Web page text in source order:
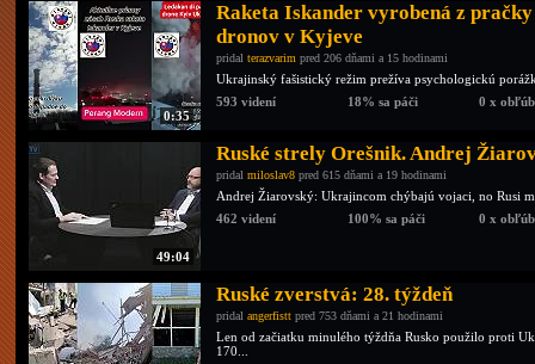
0:35
Raketa Iskander vyrobená z
dronov v Kyjeve
pridal terazvarim pred 206 dňami a 15 hodinami
Ukrajinský fašistický režim prežíva psychologickú
593 videní
18% sa páči 0 x
49:04
Ruské strely Orešnik. Andrej
pridal miloslav8 pred 615 dňami a 19 hodinami
Andrej Žiarovský: Ukrajincom chýbajú vojaci, no Rusi
462 videní
100% sa páči 0 x
Ruské zverstvá: 28. týždeň
pridal angerfistt pred 753 dňami a 21 hodinami
Len od začiatku minulého týždňa Rusko použilo proti
170...